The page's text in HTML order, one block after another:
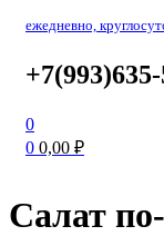
ежедневно,
0
0 0,00 ₽
Салат